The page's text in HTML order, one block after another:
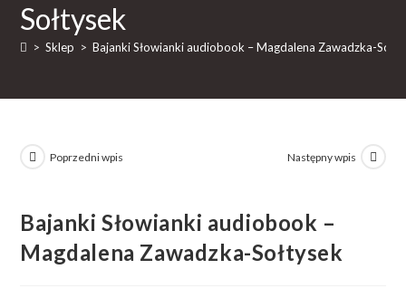
Sołtysek
> Sklep > Bajanki Słowianki audiobook – Magdalena Zawadzka-
Poprzedni wpis Następny wpis
Bajanki Słowianki audiobook –
Magdalena Zawadzka-Sołtysek